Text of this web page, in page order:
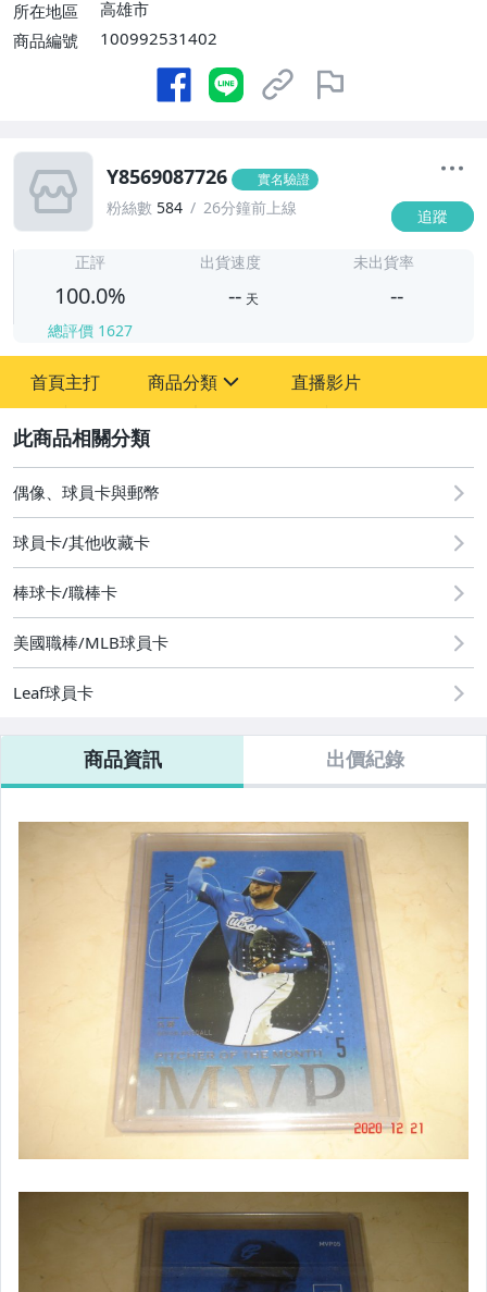
所在地區
高雄市
商品編號
100992531402
Y8569087726 實名驗證
粉絲數 584 26分鐘前上線 追蹤
正評
100.0%
總評價 1627
出貨速度
-- 天
未出貨率
--
首頁主打 商品分類
偶像、球員卡與郵幣
直播影片
偶像、球員卡與郵幣
球員卡/其他收藏卡
棒球卡/職棒卡
美國職棒/MLB球員卡
Leaf球員卡
商品資訊 出價紀錄